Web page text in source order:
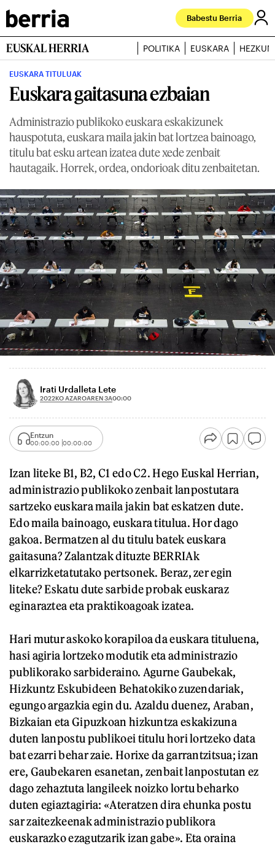
Babestu Berria
EUSKAL HERRIA POLITIKA EUSKARA
EUSKARA TITULUAK
Euskara gaitasuna ezbaian
Administrazio publikoko euskara eskakizunek
hauspotuta, euskara maila jakin bat lortzea bainoago,
titulu bat esku artean izatea dute xede zenbait
hautagaik. Horrek, ordea, ondorioak ditu zenbaitetan.
Irati Urdalleta Lete
2022KO AZAROAREN 3A00:00
Entzun
00:00:00 00:00:00
Izan liteke B1, B2, C1 edo C2. Hego Euskal Herrian,
administrazio publikoko zenbait lanpostutara
sartzeko euskara maila jakin bat eskatzen dute.
Edo maila bainoago, euskara titulua. Hor dago
gakoa. Bermatzen al du titulu batek euskara
gaitasuna? Zalantzak dituzte BERRIAk
elkarrizketatutako pertsonek. Beraz, zer egin
liteke? Eskatu dute sarbide probak euskaraz
eginaraztea eta praktikoagoak izatea.
Hari mutur askoko korapiloa da euskara tituluena,
hasi agiria lortzeko modutik eta administrazio
publikorako sarbideraino. Agurne Gaubekak,
Hizkuntz Eskubideen Behatokiko zuzendariak,
egungo argazkia egin du. Azaldu duenez, Araban,
Bizkaian eta Gipuzkoan hizkuntza eskakizuna
duten lanpostu publikoei titulu hori lortzeko data
bat ezarri behar zaie. Horixe da garrantzitsua; izan
ere, Gaubekaren esanetan, zenbait lanpostutan ez
dago zehaztuta langileek noizko lortu beharko
duten egiaztagiria: «Ateratzen dira ehunka postu
sar zaitezkeenak administrazio publikora
euskarazko ezagutzarik izan gabe». Eta oraina